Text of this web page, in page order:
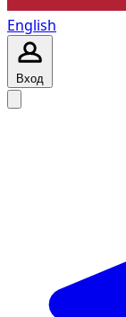
English
Вход